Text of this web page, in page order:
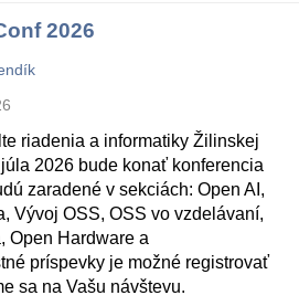
2026
riadenia a informatiky Žilinskej
2026 bude konať konferencia
zaradené v sekciách: Open AI,
Vývoj OSS, OSS vo vzdelávaní,
Open Hardware a
príspevky je možné registrovať
sa na Vašu návštevu.